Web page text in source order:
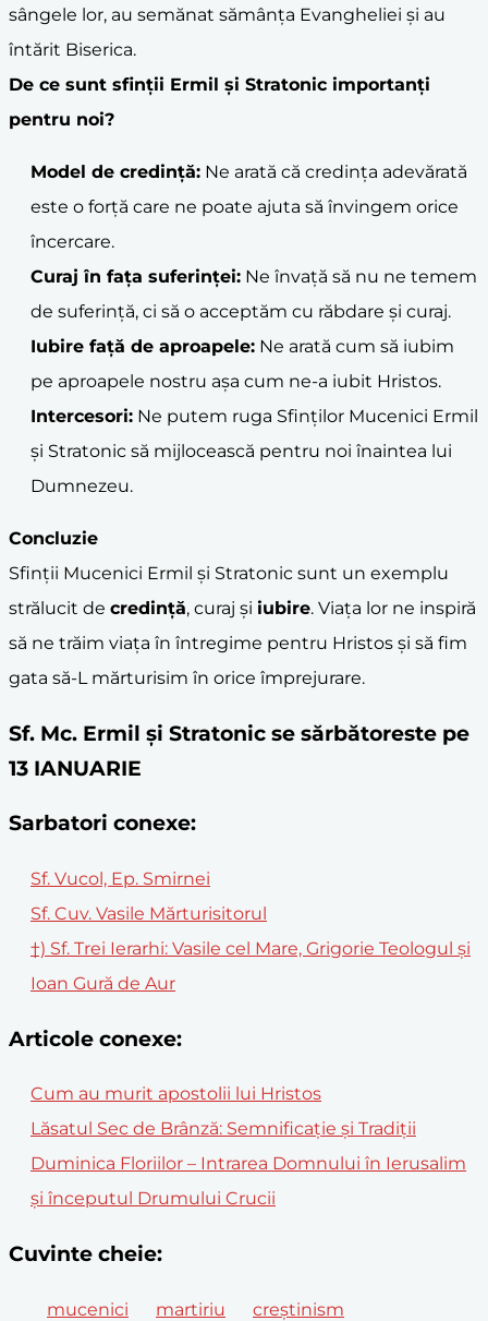
sângele lor, au semănat sămânța Evangheliei și au
întărit Biserica.
De ce sunt sfinții Ermil și Stratonic importanți
pentru noi?
Model de credință: Ne arată că credința adevărată
este o forță care ne poate ajuta să învingem orice
încercare.
Curaj în fața suferinței: Ne învață să nu ne temem
de suferință, ci să o acceptăm cu răbdare și curaj.
Iubire față de aproapele: Ne arată cum să iubim
pe aproapele nostru așa cum ne-a iubit Hristos.
Intercesori: Ne putem ruga Sfinților Mucenici Ermil
și Stratonic să mijlocească pentru noi înaintea lui
Dumnezeu.
Concluzie
Sfinții Mucenici Ermil și Stratonic sunt un exemplu
strălucit de credință, curaj și iubire. Viața lor ne inspiră
să ne trăim viața în întregime pentru Hristos și să fim
gata să-L mărturisim în orice împrejurare.
Sf. Mc. Ermil și Stratonic se sărbătoreste pe
13 IANUARIE
Sarbatori conexe:
Sf. Vucol, Ep. Smirnei
Sf. Cuv. Vasile Mărturisitorul
†) Sf. Trei Ierarhi: Vasile cel Mare, Grigorie Teologul și
Ioan Gură de Aur
Articole conexe:
Cum au murit apostolii lui Hristos
Lăsatul Sec de Brânză: Semnificație și Tradiții
Duminica Floriilor – Intrarea Domnului în Ierusalim
și începutul Drumului Crucii
Cuvinte cheie:
mucenici martiriu creștinism